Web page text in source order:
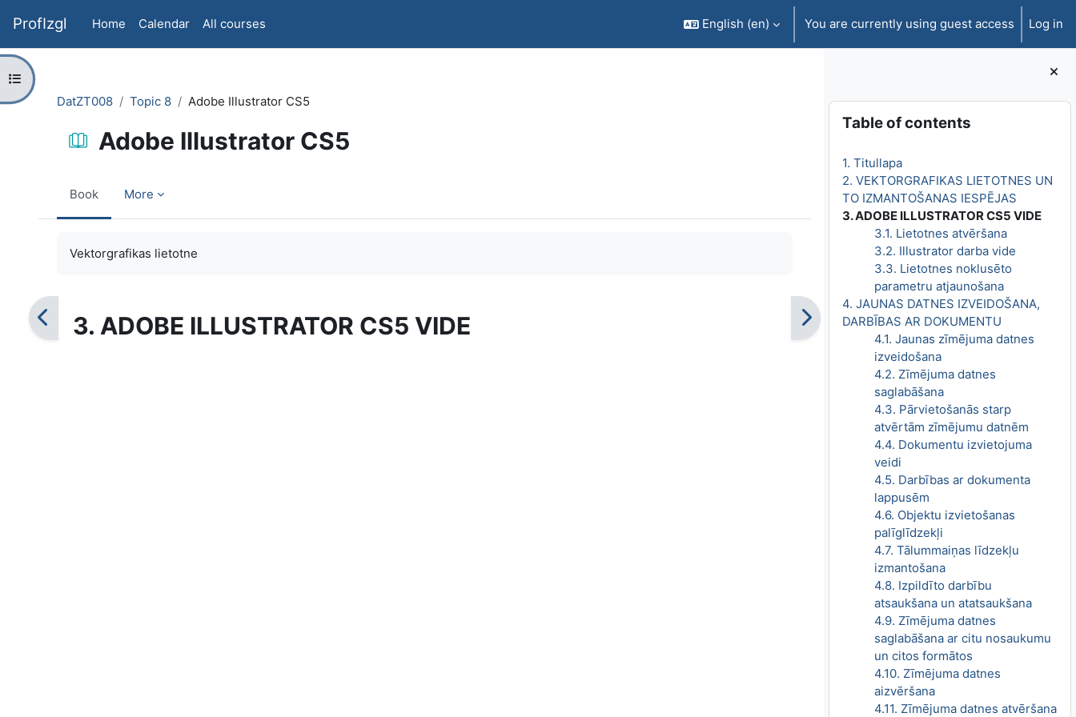
ProfIzgl Home Calendar All courses English ‎(en)‎ You are currently using guest access Log in
Blocks
Skip Table of contents
Table of contents
1. Titullapa
2. VEKTORGRAFIKAS LIETOTNES UN
TO IZMANTOŠANAS IESPĒJAS
3. ADOBE ILLUSTRATOR CS5 VIDE
3.1. Lietotnes atvēršana
3.2. Illustrator darba vide
3.3. Lietotnes noklusēto
parametru atjaunošana
4. JAUNAS DATNES IZVEIDOŠANA,
DARBĪBAS AR DOKUMENTU
4.1. Jaunas zīmējuma datnes
izveidošana
4.2. Zīmējuma datnes
saglabāšana
4.3. Pārvietošanās starp
atvērtām zīmējumu datnēm
4.4. Dokumentu izvietojuma
veidi
4.5. Darbības ar dokumenta
lappusēm
4.6. Objektu izvietošanas
palīglīdzekļi
4.7. Tālummaiņas līdzekļu
izmantošana
4.8. Izpildīto darbību
atsaukšana un atatsaukšana
4.9. Zīmējuma datnes
saglabāšana ar citu nosaukumu
un citos formātos
4.10. Zīmējuma datnes
aizvēršana
4.11. Zīmējuma datnes atvēršana
Open course index
DatZT008
Topic 8 Adobe Illustrator CS5
Adobe Illustrator CS5
Book More
Vektorgrafikas lietotne
3. ADOBE ILLUSTRATOR CS5 VIDE